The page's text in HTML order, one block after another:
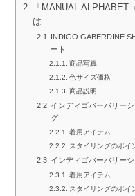
「MANUAL ALPHABET
は
INDIGO GABERDINE
ート
商品写真
色サイズ価格
商品説明
インディゴバーバリー
グ
着用アイテム
スタイリングのポイ
インディゴバーバリー
着用アイテム
スタイリングのポイ